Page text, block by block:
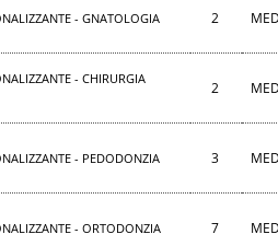
- GNATOLOGIA 2
- CHIRURGIA
2
- PEDODONZIA 3
- ORTODONZIA 7